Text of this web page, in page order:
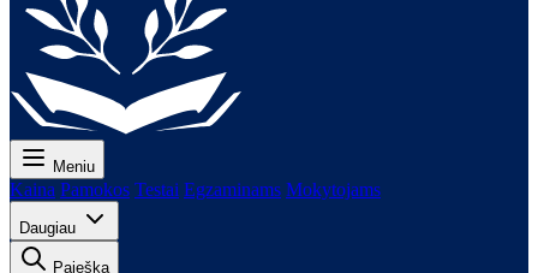
Meniu
Kaina Pamokos Testai Egzaminams Mokytojams
Daugiau
Paieška